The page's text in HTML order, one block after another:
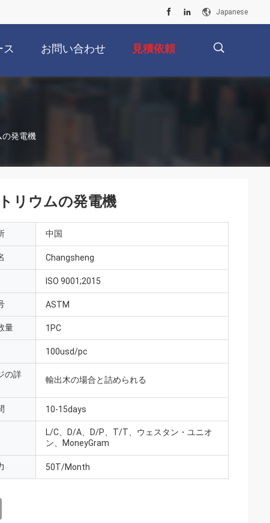
Japanese
ス お問い合わせ 見積依頼
の発電機
リウムの発電機
中国
Changsheng
ISO 9001;2015
ASTM
量 1PC
100usd/pc
の詳
輸出木の場合と詰められる
10-15days
L/C、D/A、D/P、T/T、ウェスタン・ユニオ
ン、MoneyGram
50T/Month